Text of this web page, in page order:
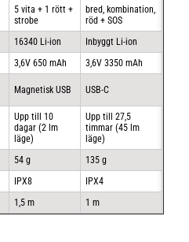
5 vita + 1 rött +
strobe
bred, kombination,
röd + SOS
16340 Li-ion
Inbyggt Li-ion
3,6V 650 mAh 3,6V 3350 mAh
Magnetisk USB USB-C
Upp till 10
dagar (2 lm
läge)
Upp till 27,5
timmar (45 lm
läge)
54 g
135 g
IPX8
IPX4
1,5 m 1 m